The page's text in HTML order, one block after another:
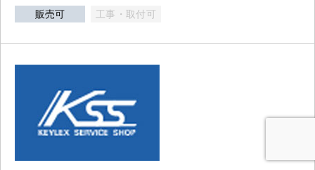
販売可 工事・取付可